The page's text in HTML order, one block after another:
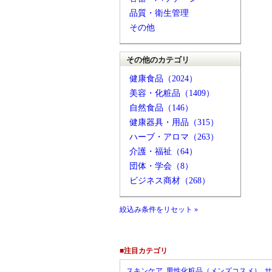
品質・衛生管理
その他
その他のカテゴリ
健康食品（2024）
美容・化粧品（1409）
自然食品（146）
健康器具・用品（315）
ハーブ・アロマ（263）
介護・福祉（64）
団体・学会（8）
ビジネス商材（268）
絞込み条件をリセット »
■注目カテゴリ